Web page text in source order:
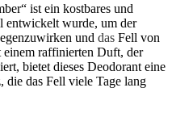
ist ein kostbares und
entwickelt wurde, um der
und das Fell von
raffinierten Duft, der
bietet dieses Deodorant eine
die das Fell viele Tage lang